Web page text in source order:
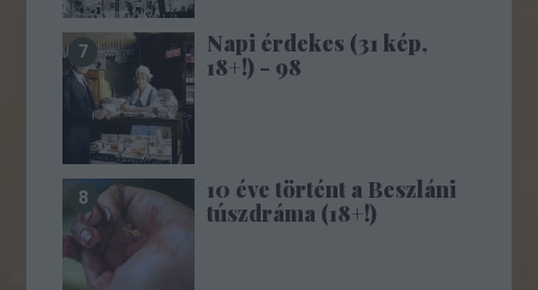
Napi érdekes (31 kép,
18+!) - 98
10 éve történt a Beszláni
túszdráma (18+!)